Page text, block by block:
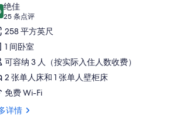
分，满分 10 分
绝佳
25 条点评
(25
条
点
评)
258 平方英尺
1 间卧室
可容纳 3 人（按实际入住人数收费）
2 张单人床和 1 张单人壁柜床
免费 Wi-Fi
详情